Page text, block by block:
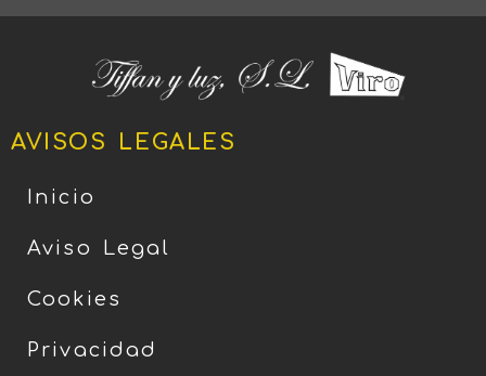
AVISOS LEGALES
Inicio
Aviso Legal
Cookies
Privacidad